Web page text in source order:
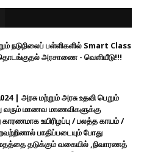
நடுநிலைப் பள்ளிகளில் Smart Class
அரசாணை - வெளியீடு!!!
| அரசு மற்றும் அரசு உதவி பெறும்
வரும் மாணவ மாணவிகளுக்கு
காரணமாக உயிரிழப்பு / பலத்த காயம் /
பாதிப்படையும் போது
தடுக்கும் வகையில் ,நிவாரணத்